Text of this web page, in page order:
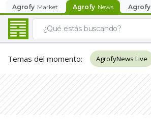
Agrofy Market Agrofy News Agrofy
Temas del momento: AgrofyNews Live